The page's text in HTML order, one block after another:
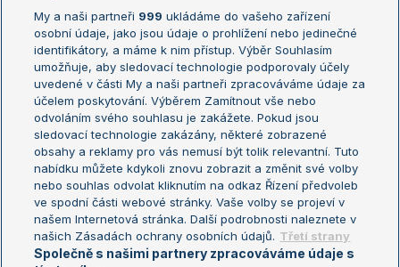
Žebříček ATP (muži)
Žebříček WTA (ženy)
Sázkařský žebříček
Australian Open
French Open
Wimbledon
US Open
Turnaj mistrů
Turnaj mistryň
Aktualní trendy
Fotbalové přestupy
Livesport Daily
LS Prague Open
My a naši partneři 999 ukládáme do vašeho zařízení
osobní údaje, jako jsou údaje o prohlížení nebo jedinečné
identifikátory, a máme k nim přístup. Výběr Souhlasím
umožňuje, aby sledovací technologie podporovaly účely
uvedené v části My a naši partneři zpracováváme údaje za
účelem poskytování. Výběrem Zamítnout vše nebo
odvoláním svého souhlasu je zakážete. Pokud jsou
sledovací technologie zakázány, některé zobrazené
obsahy a reklamy pro vás nemusí být tolik relevantní. Tuto
nabídku můžete kdykoli znovu zobrazit a změnit své volby
nebo souhlas odvolat kliknutím na odkaz Řízení předvoleb
ve spodní části webové stránky. Vaše volby se projeví v
našem Internetová stránka. Další podrobnosti naleznete v
našich Zásadách ochrany osobních údajů. Třetí strany
Společně s našimi partnery zpracováváme údaje s